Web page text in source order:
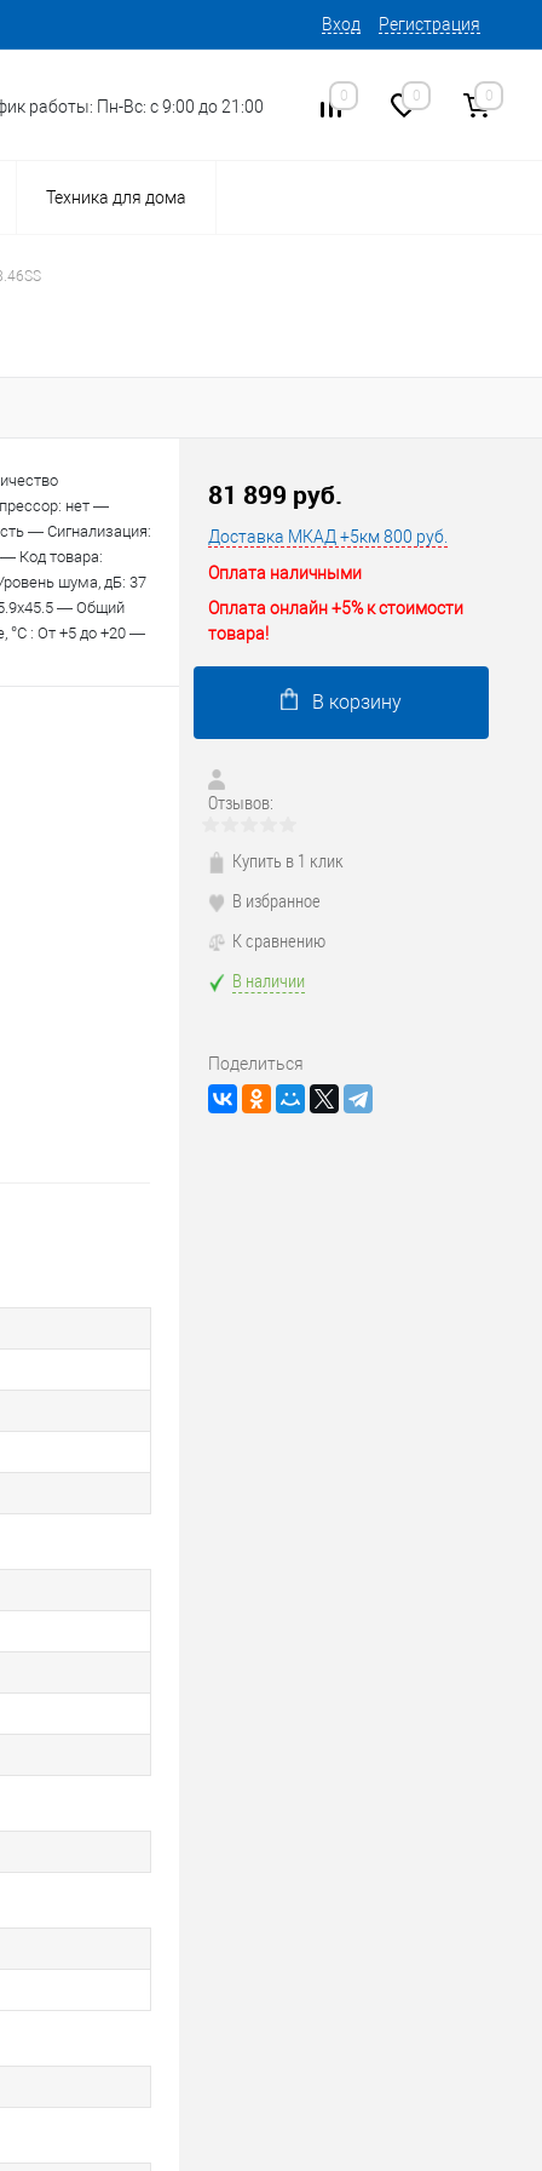
Вход Регистрация
работы: Пн-Вс: с 9:00 до 21:00
0 0 0
Техника для дома
нет —
— Сигнализация:
Код товара:
шума, дБ: 37
— Общий
°С : От +5 до +20 —
81 899 руб.
Доставка МКАД +5км 800 руб.
Оплата наличными
Оплата онлайн +5% к стоимости
товара!
В корзину
Отзывов:
Купить в 1 клик
В избранное
К сравнению
В наличии
Поделиться